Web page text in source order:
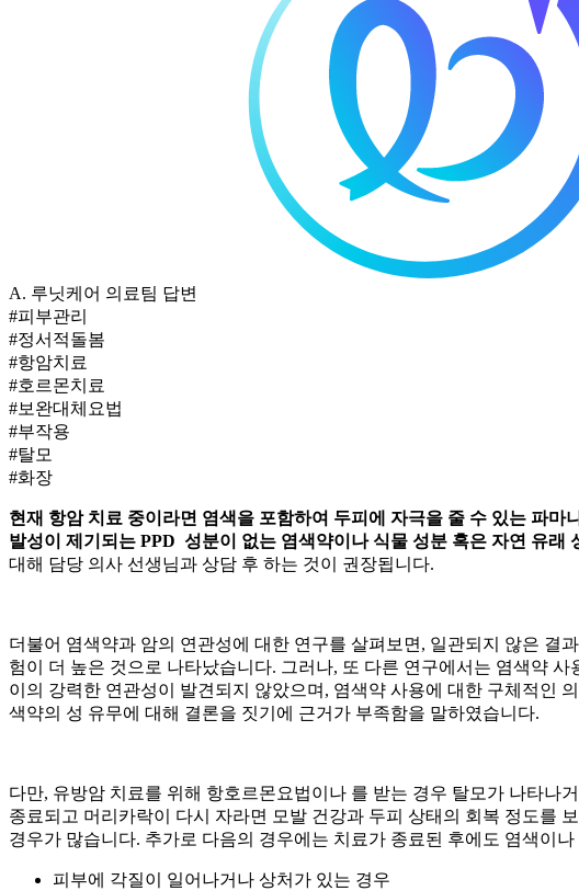
A. 루닛케어 의료팀 답변
#피부관리
#정서적돌봄
#항암치료
#호르몬치료
#보완대체요법
#부작용
#탈모
#화장
현재 항암 치료 중이라면 염색을 포함하여 두피에 자극을 줄 수 있는 파
발성이 제기되는 PPD 성분이 없는 염색약이나 식물 성분 혹은 자연 유래
대해 담당 의사 선생님과 상담 후 하는 것이 권장됩니다.
더불어 염색약과 암의 연관성에 대한 연구를 살펴보면, 일관되지 않은 결
험이 더 높은 것으로 나타났습니다. 그러나, 또 다른 연구에서는 염색약
이의 강력한 연관성이 발견되지 않았으며, 염색약 사용에 대한 구체적인
색약의 성 유무에 대해 결론을 짓기에 근거가 부족함을 말하였습니다.
다만, 유방암 치료를 위해 항호르몬요법이나 를 받는 경우 탈모가 나타나
종료되고 머리카락이 다시 자라면 모발 건강과 두피 상태의 회복 정도를
경우가 많습니다. 추가로 다음의 경우에는 치료가 종료된 후에도 염색이
피부에 각질이 일어나거나 상처가 있는 경우